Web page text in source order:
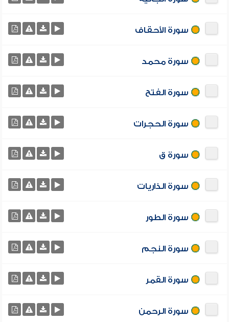
سورة الأحقاف
سورة محمد
سورة الفتح
سورة الحجرات
سورة ق
سورة الذاريات
سورة الطور
سورة النجم
سورة القمر
سورة الرحمن